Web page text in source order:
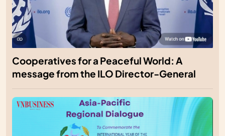
Cooperatives for a Peaceful World: A
message from the ILO Director-General